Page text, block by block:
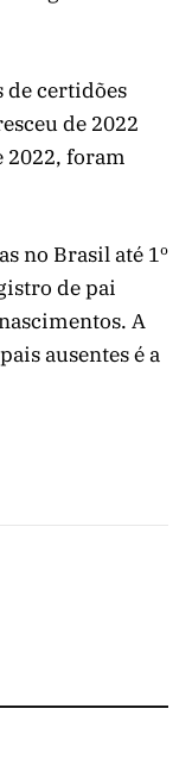
de certidões
de 2022
2022, foram
no Brasil até 1º
de pai
A
ausentes é a